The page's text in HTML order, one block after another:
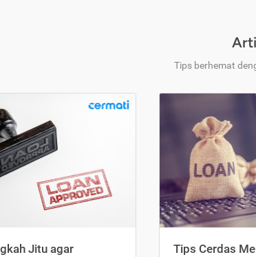
Tips berhemat
Jitu agar
Tips Cerdas